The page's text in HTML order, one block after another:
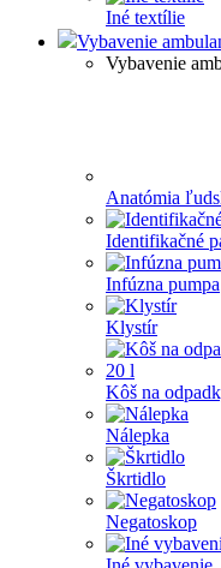
Iné textílie
Vybavenie
Vybavenie
Anatómia
Identifikačné
Infúzna pumpa
Klystír
Kôš na
Nálepka
Škrtidlo
Negatoskop